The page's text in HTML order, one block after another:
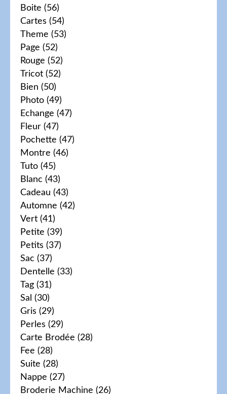
Boite (56)
Cartes (54)
Theme (53)
Page (52)
Rouge (52)
Tricot (52)
Bien (50)
Photo (49)
Echange (47)
Fleur (47)
Pochette (47)
Montre (46)
Tuto (45)
Blanc (43)
Cadeau (43)
Automne (42)
Vert (41)
Petite (39)
Petits (37)
Sac (37)
Dentelle (33)
Tag (31)
Sal (30)
Gris (29)
Perles (29)
Carte Brodée (28)
Fee (28)
Suite (28)
Nappe (27)
Broderie Machine (26)